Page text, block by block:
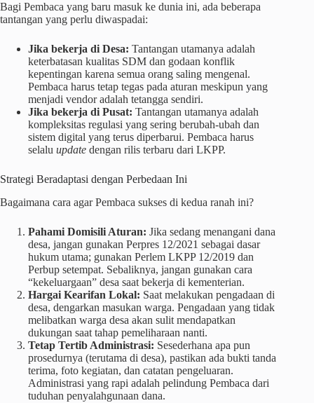
Bagi Pembaca yang baru masuk ke dunia ini, ada beberapa
tantangan yang perlu diwaspadai:
Jika bekerja di Desa: Tantangan utamanya adalah
keterbatasan kualitas SDM dan godaan konflik
kepentingan karena semua orang saling mengenal.
Pembaca harus tetap tegas pada aturan meskipun yang
menjadi vendor adalah tetangga sendiri.
Jika bekerja di Pusat: Tantangan utamanya adalah
kompleksitas regulasi yang sering berubah-ubah dan
sistem digital yang terus diperbarui. Pembaca harus
selalu update dengan rilis terbaru dari LKPP.
Strategi Beradaptasi dengan Perbedaan Ini
Bagaimana cara agar Pembaca sukses di kedua ranah ini?
Pahami Domisili Aturan: Jika sedang menangani dana
desa, jangan gunakan Perpres 12/2021 sebagai dasar
hukum utama; gunakan Perlem LKPP 12/2019 dan
Perbup setempat. Sebaliknya, jangan gunakan cara
“kekeluargaan” desa saat bekerja di kementerian.
Hargai Kearifan Lokal: Saat melakukan pengadaan di
desa, dengarkan masukan warga. Pengadaan yang tidak
melibatkan warga desa akan sulit mendapatkan
dukungan saat tahap pemeliharaan nanti.
Tetap Tertib Administrasi: Sesederhana apa pun
prosedurnya (terutama di desa), pastikan ada bukti tanda
terima, foto kegiatan, dan catatan pengeluaran.
Administrasi yang rapi adalah pelindung Pembaca dari
tuduhan penyalahgunaan dana.